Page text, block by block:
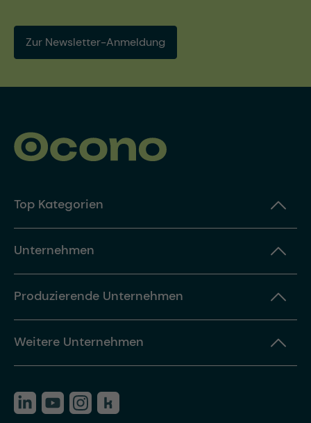
Zur Newsletter-Anmeldung
Top Kategorien
Unternehmen
Produzierende Unternehmen
Weitere Unternehmen